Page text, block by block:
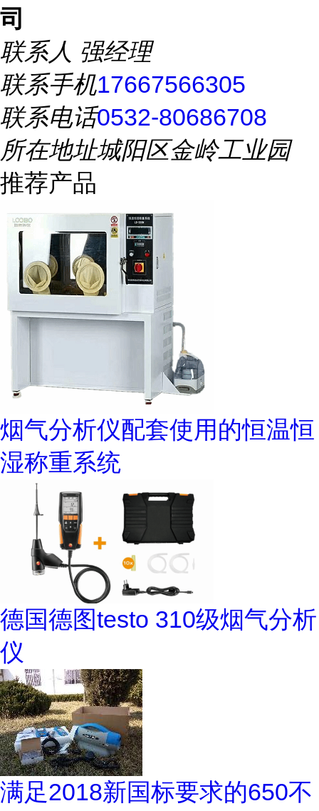
司
联系人 强经理
联系手机17667566305
联系电话0532-80686708
所在地址城阳区金岭工业园
推荐产品
烟气分析仪配套使用的恒温恒
湿称重系统
德国德图testo 310级烟气分析
仪
满足2018新国标要求的650不